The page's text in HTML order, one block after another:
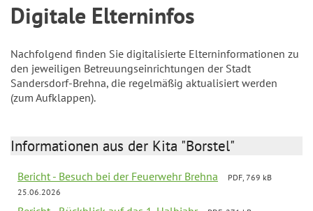
Digitale Elterninfos
Nachfolgend finden Sie digitalisierte Elterninformationen zu
den jeweiligen Betreuungseinrichtungen der Stadt
Sandersdorf-Brehna, die regelmäßig aktualisiert werden
(zum Aufklappen).
Informationen aus der Kita "Borstel"
Bericht - Besuch bei der Feuerwehr Brehna
PDF, 769 kB
25.06.2026